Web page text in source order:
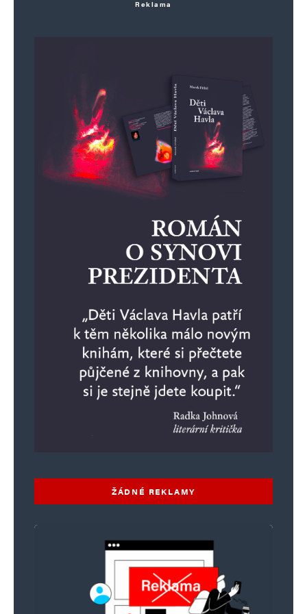
Vladimír Fiala
4. 6. 2025 (7:22)
Mám pocit, že diskutovat by se nemělo ani tak
o penězích, o kterých víme – mám na mysli tu
„skoromiliardu“ pro stát, ale o penězích ze
stejného zdroje, o kterých se zatím až tak moc
nemluví a zřejmě ani neví.
To je to, oč tu běží…
Karel Lichtnagel
8. 6. 2025 (16:48)
Docela dobrej kšeft: Gaunera stála laskavost
ze strany státu, díky níž se dostal k heslům
do bitcoinové peněženky, jen jednu miliardu.
Pro něj pak zůstalo k mání ještě miliard
Odpovědět
Rosi
Mám pocit že je to akce tajných služeb.Kde se
ksakru potřebují peníze před volbami.Trinact
miliard ke fakt síla.Je to na převrat,po volbách
Odpovědět
Reklama
ŽÁDNÉ REKLAMY